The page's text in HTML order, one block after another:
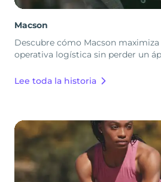
Macson
Descubre cómo Macson
operativa logística sin perder un
Lee toda la historia